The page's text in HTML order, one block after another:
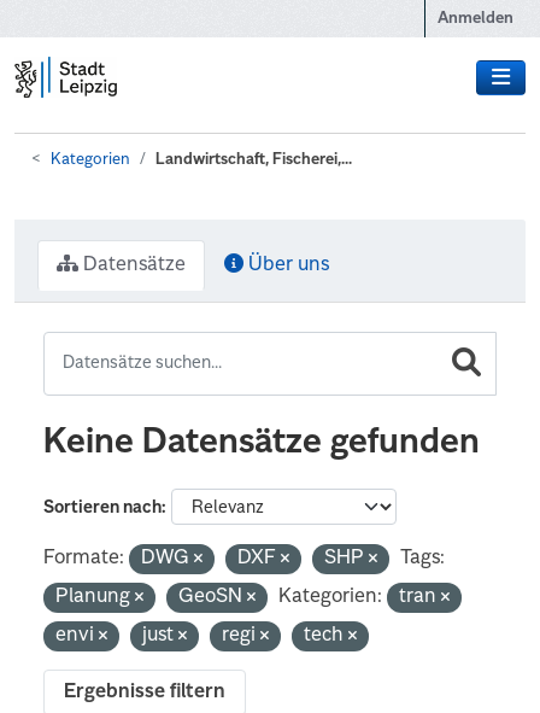
Anmelden
Kategorien Landwirtschaft, Fischerei,...
Datensätze Über uns
Keine Datensätze gefunden
Sortieren nach
Formate: DWG DXF SHP
Tags:
Planung
GeoSN Kategorien:
tran
envi
just regi tech
Ergebnisse filtern